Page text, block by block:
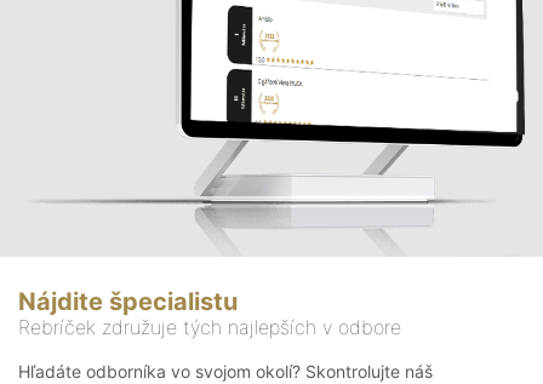
Nájdite špecialistu
Rebríček združuje tých najlepších v odbore
Hľadáte odborníka vo svojom okolí? Skontrolujte náš